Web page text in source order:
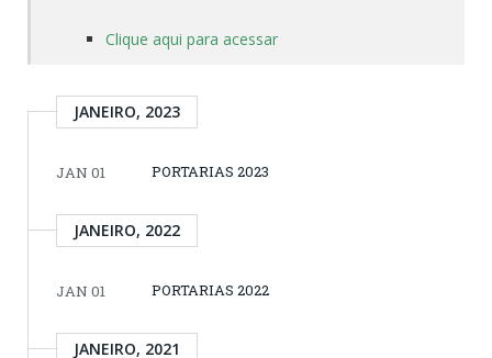
Clique aqui para acessar
JANEIRO, 2023
JAN 01 PORTARIAS 2023
JANEIRO, 2022
JAN 01 PORTARIAS 2022
JANEIRO, 2021